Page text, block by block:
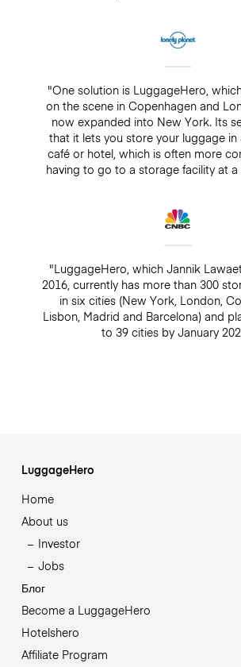
"One solution is LuggageHero,
on the scene in Copenhagen and
now expanded into New York. Its
that it lets you store your luggage in
café or hotel, which is often more
having to go to a storage facility at
"LuggageHero, which Jannik
2016, currently has more than 300
in six cities (New York, London,
Lisbon, Madrid and Barcelona) and
to 39 cities by January
LuggageHero
Home
About us
Investor
Jobs
Блог
Become a LuggageHero
Hotelshero
Affiliate Program